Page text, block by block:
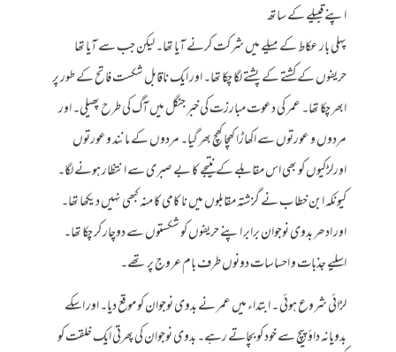
اپنے قبیلے کے ساتھ
پہلی بار عکاط کے میلے میں شرکت کرنے آیا تھا۔ لیکن جب سے آیا تھا
حریفوں کے کشتے کے پشتے لگا چکا تھا۔ اور ایک ناقابل شکست فاتح کے طور پر
ابھر چکا تھا۔ عمر کی دعوت مبارزت کی خبر جنگل میں آگ کی طرح پھیلی۔ اور
مردوں و عورتوں سے اکھاڑا کھچا کھچ بھر گیا۔ مردوں کے مانند وعورتوں
اورلڑکیوں کو بھی اس مقابلے کے نتیجے کا بے صبری سے انتظار ہونے لگا۔
کیونکہ ابن خطا ب نے گزشتہ مقابلوں میں نا کامی کا منہ کبھی نہیں دیکھا تھا۔
اور ادھر بدوی نوجوان برابر اپنے حریفوں کو شکستوں سے دوچار کر چکا تھا۔
اسلیے جذبات و احساسات دونوں طرف بام عروج پر تھے۔
لڑائی شروع ہوئی ۔ ابتداء میں عمر نے بدوی نوجوان کو موقع دیا۔ اور اسکے
بدویانہ داؤ پیچ سے خود کو بچاتے رہے۔ بدوی نوجوان کی پھرتی ایک خلقت کو